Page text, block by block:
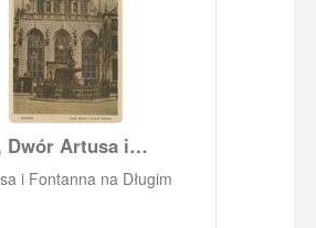
okładce albumu są
i pozłocone.
Dwór Artusa i
Neptuna
i Fontanna na Długim